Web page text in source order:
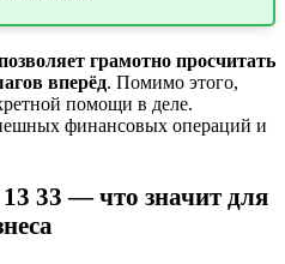
грамотно просчитать
вперёд. Помимо этого,
помощи в деле.
финансовых операций и
33 ― что значит для